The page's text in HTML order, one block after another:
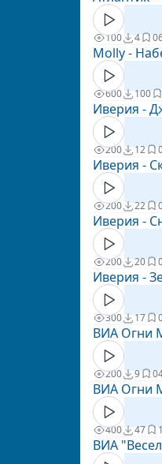
100 4 0
Molly -
600 100
Иверия -
200 12
Иверия -
200 22
Иверия -
200 20
Иверия -
300 17
ВИА Огни
200 9 0
ВИА Огни
400 47
ВИА